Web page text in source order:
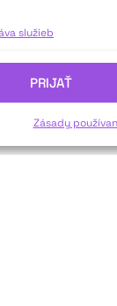
služieb
PRIJAŤ
Zásady